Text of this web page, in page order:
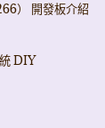
） 開發板介紹
DIY